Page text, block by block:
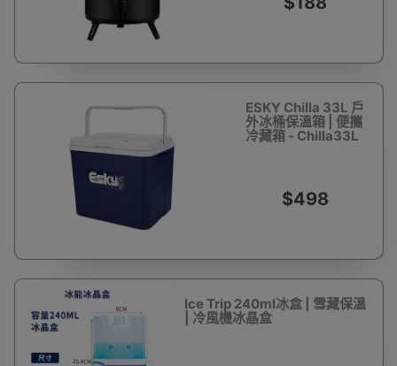
ESKY Chilla 33L 戶
外冰桶保溫箱 | 便攜
冷藏箱 - Chilla33L
$498
Ice Trip 240ml冰盒 | 雪藏保溫
| 冷風機冰晶盒